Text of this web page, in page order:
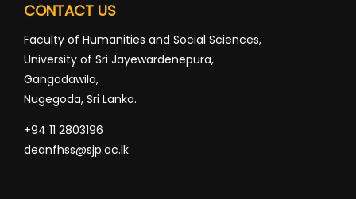
CONTACT US
Faculty of Humanities and Social Sciences,
University of Sri Jayewardenepura,
Gangodawila,
Nugegoda, Sri Lanka.
+94 11 2803196
deanfhss@sjp.ac.lk